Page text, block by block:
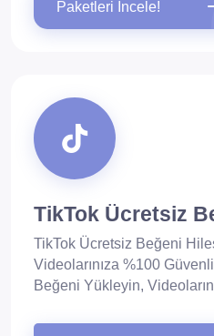
Paketleri İncele!
TikTok Ücretsiz
TikTok Ücretsiz Beğeni
Videolarınıza %100
Beğeni Yükleyin,